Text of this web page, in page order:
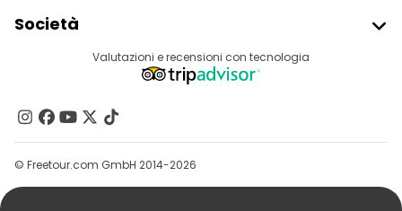
Accesso Del Fornitore
Programma Di Affiliazione
Società
Destinazioni
Contattaci
Gruppi
Aiuto
Valutazioni e recensioni con tecnologia
© Freetour.com GmbH 2014-2026